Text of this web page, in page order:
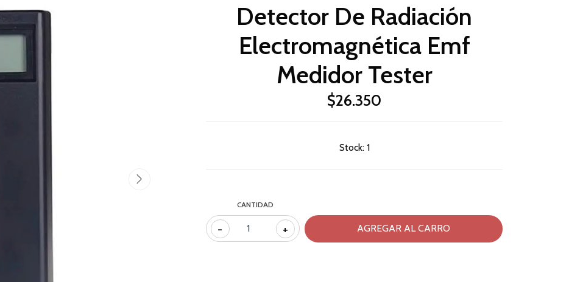
Detector De Radiación
Electromagnética Emf
Medidor Tester
$26.350
Stock: 1
CANTIDAD
- +